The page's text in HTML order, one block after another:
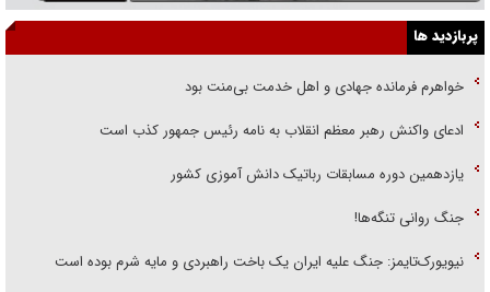
پربازدید ها
خواهرم فرمانده جهادی و اهل خدمت بی‌منت بود
ادعای واکنش رهبر معظم انقلاب به نامه رئیس جمهور کذب است
یازدهمین دوره مسابقات رباتیک دانش آموزی کشور
جنگ روانی تنگه‌ها!
نیویورک‌تایمز: جنگ علیه ایران یک باخت راهبردی و مایه شرم بوده است